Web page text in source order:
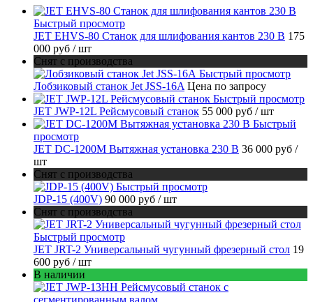
Быстрый просмотр
JET EHVS-80 Станок для шлифования кантов 230 В 175
000 руб / шт
Снят с производства
Быстрый просмотр
Лобзиковый станок Jet JSS-16A Цена по запросу
Быстрый просмотр
JET JWP-12L Рейсмусовый станок 55 000 руб / шт
Быстрый
просмотр
JET DC-1200M Вытяжная установка 230 В 36 000 руб /
шт
Снят с производства
Быстрый просмотр
JDP-15 (400V) 90 000 руб / шт
Снят с производства
Быстрый просмотр
JET JRT-2 Универсальный чугунный фрезерный стол 19
600 руб / шт
В наличии